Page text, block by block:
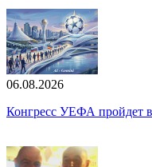
06.08.2026
Конгресс УЕФА пройдет